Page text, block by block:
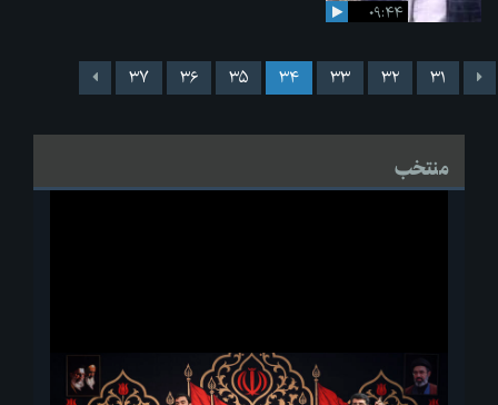
۰۹:۴۴
۳۱ ۳۲ ۳۳ ۳۴ ۳۵ ۳۶ ۳۷
منتخب